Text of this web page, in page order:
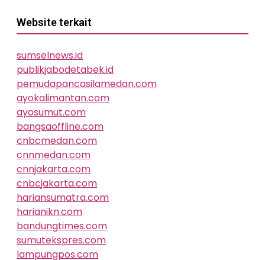
Website terkait
sumselnews.id
publikjabodetabek.id
pemudapancasilamedan.com
ayokalimantan.com
ayosumut.com
bangsaoffline.com
cnbcmedan.com
cnnmedan.com
cnnjakarta.com
cnbcjakarta.com
hariansumatra.com
harianikn.com
bandungtimes.com
sumutekspres.com
lampungpos.com